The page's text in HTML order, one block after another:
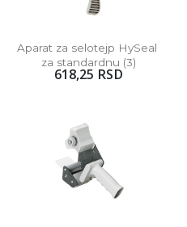
Aparat za selotejp HySeal
za standardnu (3)
618,25 RSD